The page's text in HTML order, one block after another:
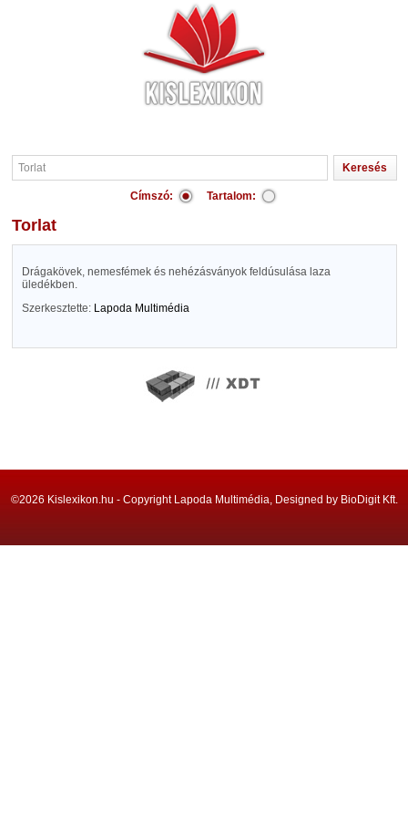
Címszó: Tartalom:
Torlat
Drágakövek, nemesfémek és nehézásványok feldúsulása laza
üledékben.
Szerkesztette: Lapoda Multimédia
©2026 Kislexikon.hu - Copyright Lapoda Multimédia, Designed by BioDigit Kft.